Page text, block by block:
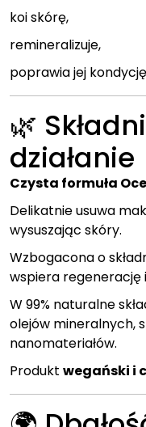
koi skórę,
remineralizuje,
poprawia jej
🌿
działanie
Czysta formuła
Delikatnie usuwa
wysuszając skóry.
Wzbogacona o
wspiera regenerację
W 99% naturalne
olejów mineralnych,
nanomateriałów.
Produkt wegański i